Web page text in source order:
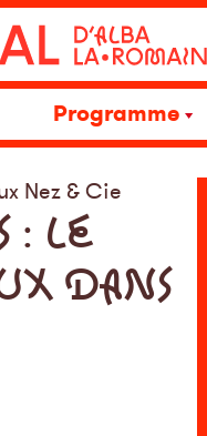
Programme
Nez & Cie
: LE
DANS